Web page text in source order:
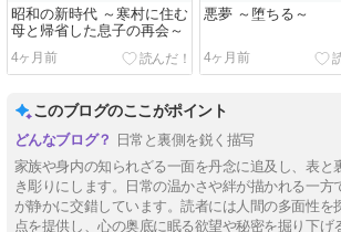
昭和の新時代 ～寒村に住む
母と帰省した息子の再会～
4ヶ月前
悪夢 ～堕ちる～
4ヶ月前
このブログのここがポイント
日常と裏側を鋭く描写
家族や身内の知られざる一面を丹念に追及し、表と
き彫りにします。日常の温かさや絆が描かれる一方
が静かに交錯しています。読者には人間の多面性を
点を提供し、心の奥底に眠る欲望や秘密を掘り下げ